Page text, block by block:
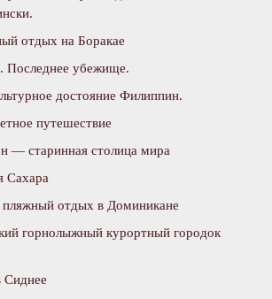
отдых на Боракае
Последнее убежище.
достояние Филиппин.
путешествие
— старинная столица мира
Сахара
пляжный отдых в Доминикане
горнолыжный курортный городок